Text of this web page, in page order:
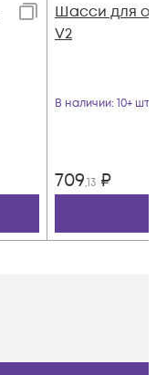
Шасси для
V2
В наличии: 10+ шт
709,13 ₽